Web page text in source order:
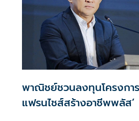
พาณิชย์ชวนลงทุนโครงการ
แฟรนไชส์สร้างอาชีพพลัส’